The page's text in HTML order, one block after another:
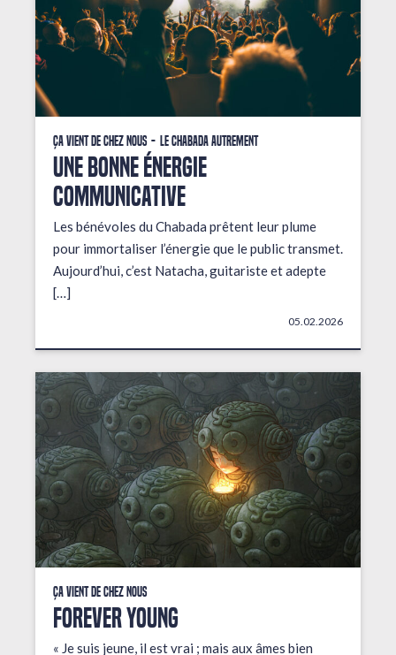
Ça vient de chez nous Le Chabada autrement
une bonne énergie
communicative
Les bénévoles du Chabada prêtent leur plume
pour immortaliser l’énergie que le public transmet.
Aujourd’hui, c’est Natacha, guitariste et adepte
[…]
05.02.2026
Ça vient de chez nous
FOREVER YOUNG
« Je suis jeune, il est vrai ; mais aux âmes bien